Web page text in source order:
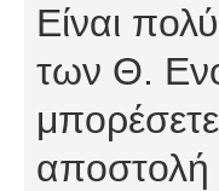
Είναι
των Θ.
αποστολή